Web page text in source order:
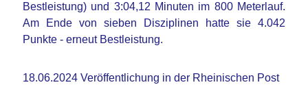
Bestleistung) und 3:04,12 Minuten im 800 Meterlauf.
Am Ende von sieben Disziplinen hatte sie 4.042
Punkte - erneut Bestleistung.
18.06.2024 Veröffentlichung in der Rheinischen Post